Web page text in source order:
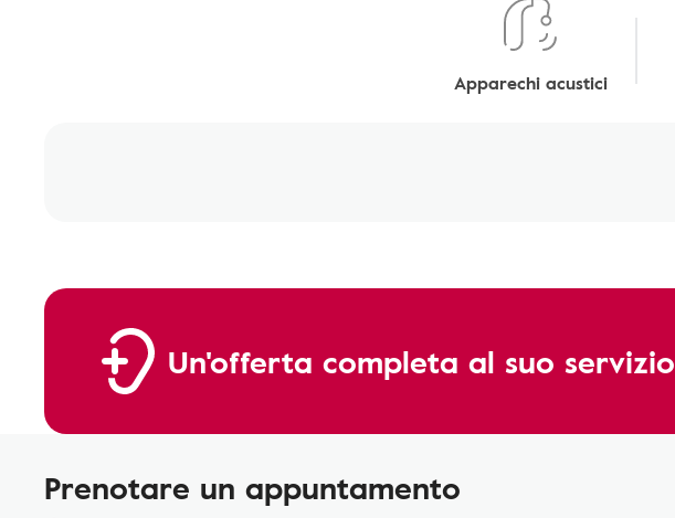
Apparechi acustici
Un'offerta completa al suo servizio
Prenotare un appuntamento